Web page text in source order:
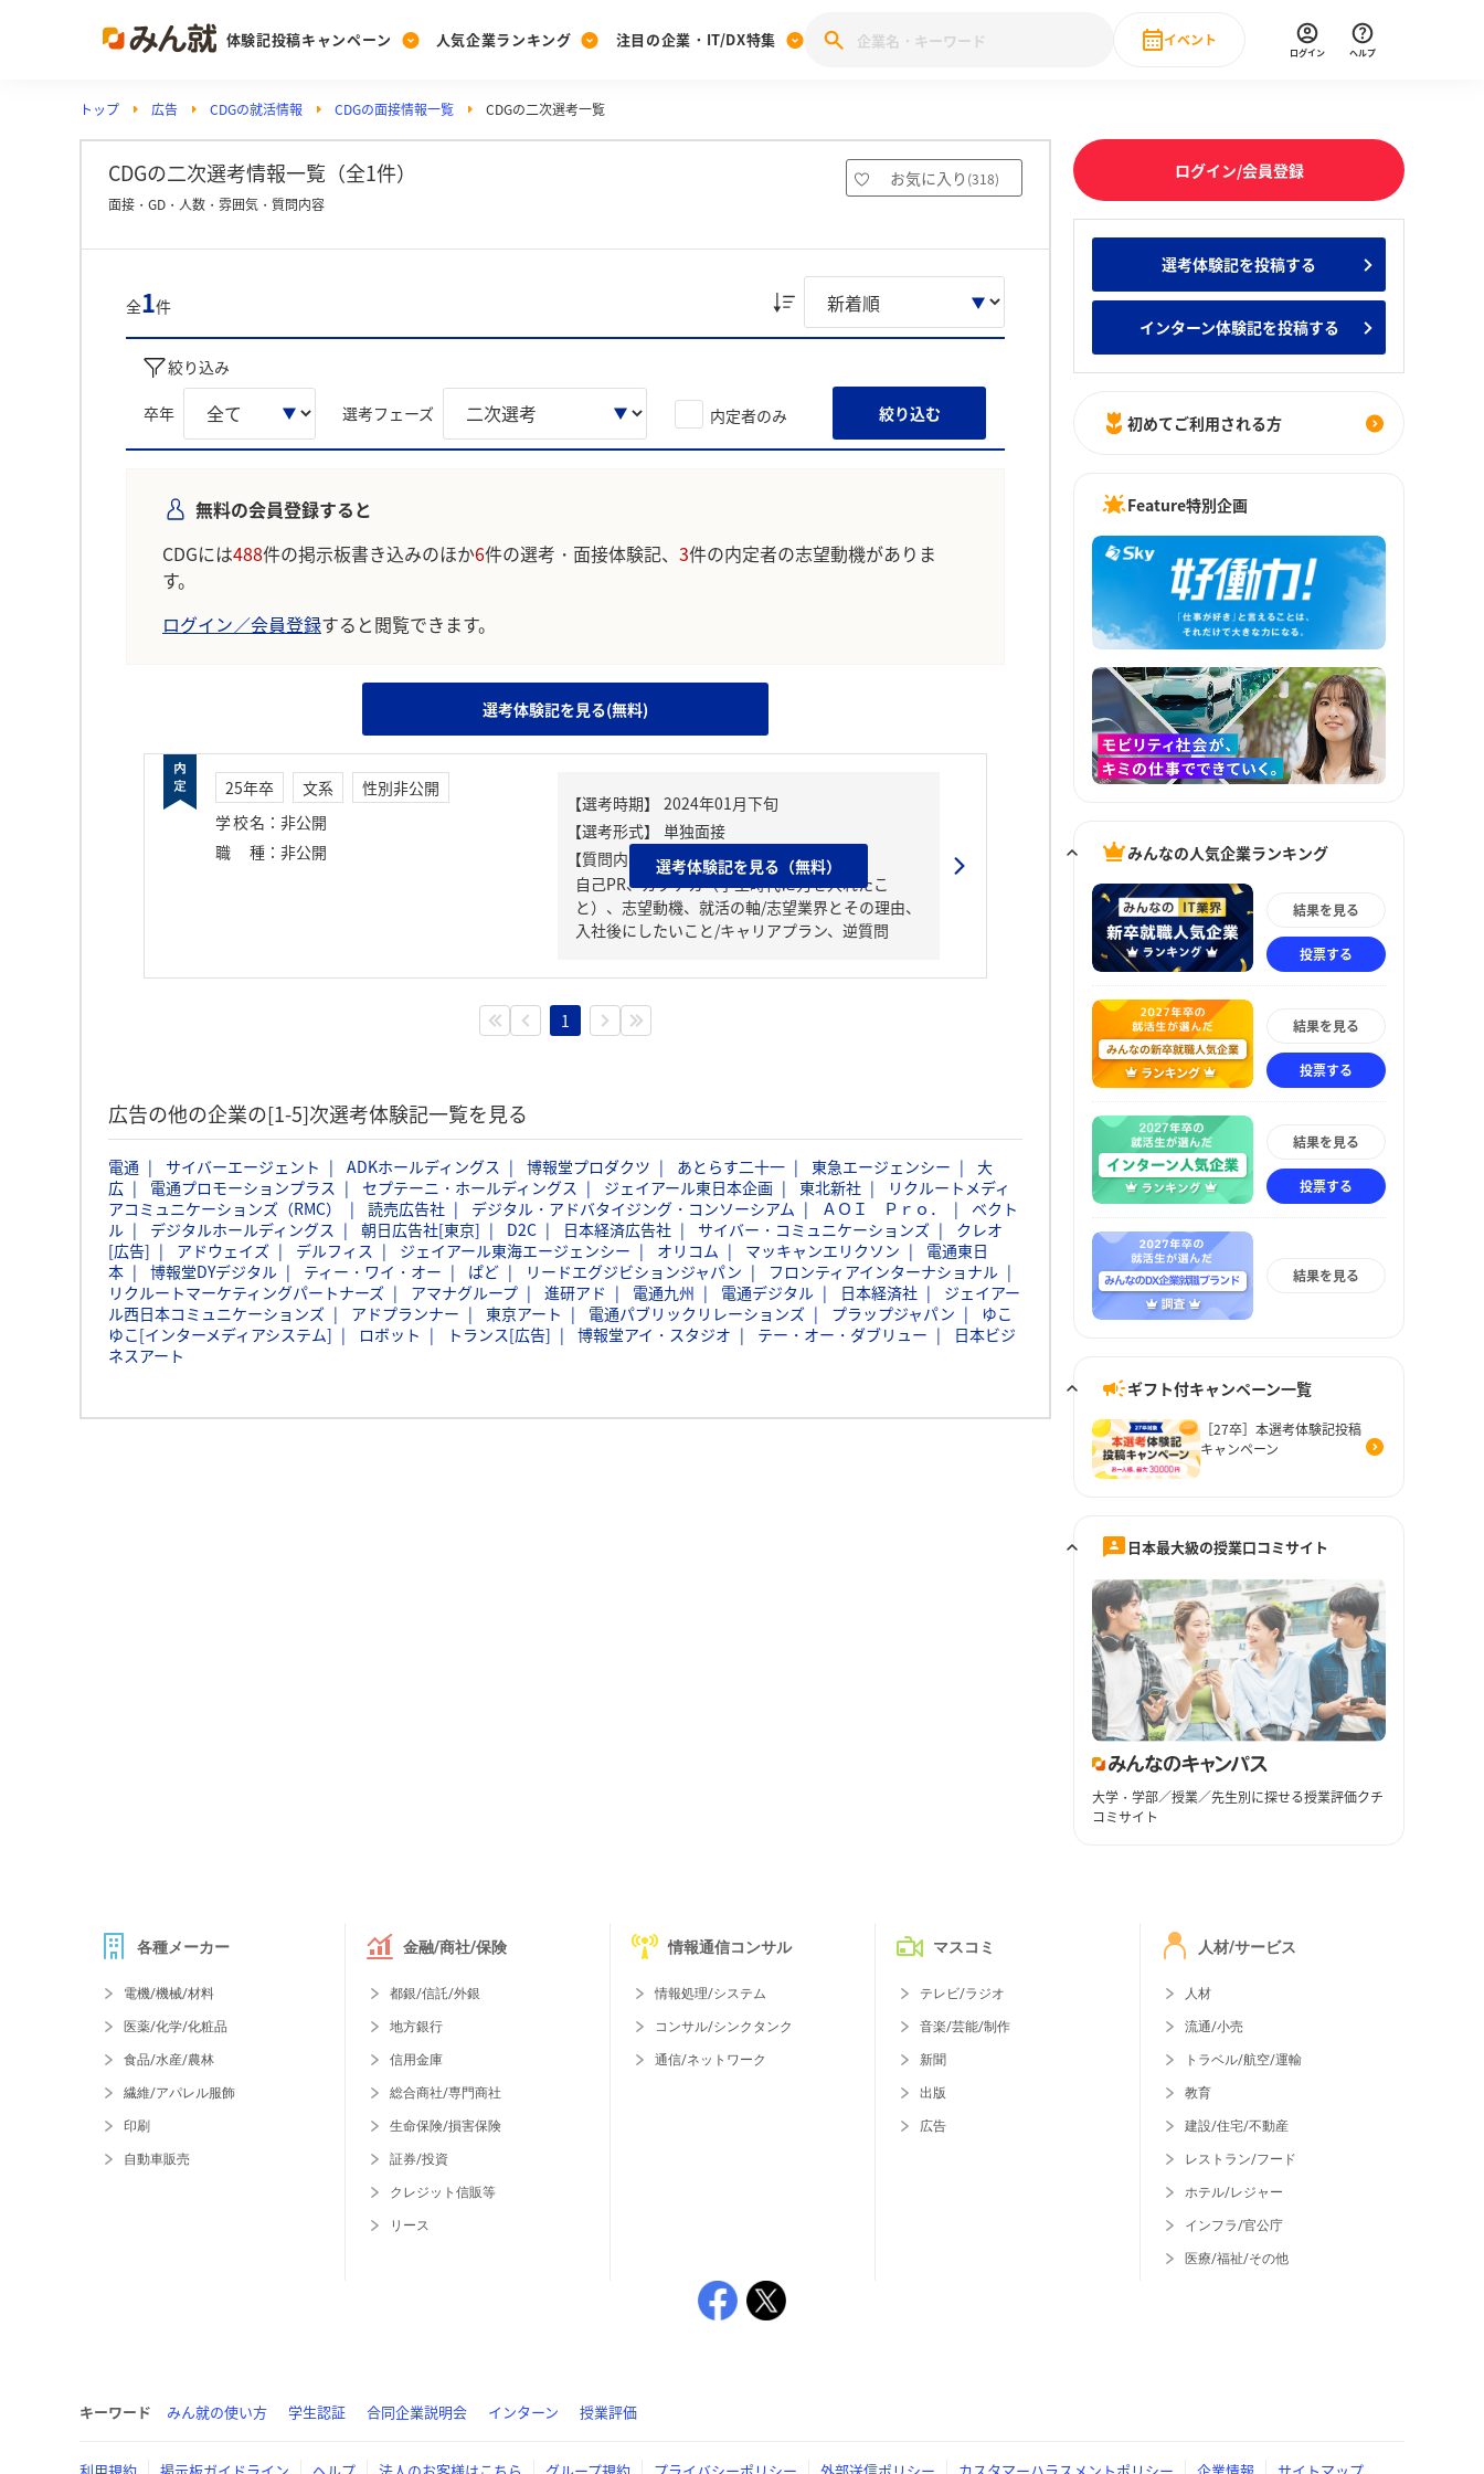
体験記投稿キャンペーン
Post
投稿する
[27卒] 本選考体験記投稿キャンペーン
人気企業ランキング
Ranking
ランキングを見る
Vote みんなの新卒就職人気企業ランキング みんなのインターン人気企業ランキ
注目の企業・IT/DX特集
PickUp
注目の企業特集
28卒 IT・DX現場社員インタビュー
イベント
直近のイベント一覧
ログイン ヘルプ
トップ 広告 CDGの就活情報 CDGの面接情報一覧 CDGの二次選考一覧
CDGの二次選考情報一覧（全1件） お気に入り (318)
面接・GD・人数・雰囲気・質問内容
全1件
絞り込み
卒年 選考フェーズ 内定者のみ 絞り込む
無料の会員登録すると
CDGには488件の掲示板書き込みのほか6件の選考・面接体験記、 3件の内定者の志望動機がありま
す。
ログイン／会員登録すると閲覧できます。
選考体験記を見る(無料)
25年卒 文系
性別非公開
学校名 ： 非公開
職種 ： 非公開
【質問内容・課題】
自己PR、ガクチカ（学生時代に力を入れたこ
と）、志望動機、就活の軸/志望業界とその理由、
入社後にしたいこと/キャリアプラン、逆質問
選考体験記を見る（無料）
1
広告の他の企業の[1-5]次選考体験記一覧を見る
電通 サイバーエージェント ADKホールディングス 博報堂プロダクツ あとらす二十一 東急エージェンシー
大
広
電通プロモーションプラス セプテーニ・ホールディングス ジェイアール東日本企画 東北新社
リクルートメディ
アコミュニケーションズ（RMC）
読売広告社 デジタル・アドバタイジング・コンソーシアム ＡＯＩ Ｐｒｏ．
ベクト
ル
デジタルホールディングス 朝日広告社[東京] D2C 日本経済広告社 サイバー・コミュニケーションズ
クレオ
[広告]
アドウェイズ デルフィス ジェイアール東海エージェンシー オリコム マッキャンエリクソン
電通東日
本
博報堂DYデジタル ティー・ワイ・オー ぱど リードエグジビションジャパン
フロンティアインターナショナル
リクルートマーケティングパートナーズ
アマナグループ 進研アド 電通九州 電通デジタル 日本経済社
ジェイアー
ル西日本コミュニケーションズ
アドプランナー 東京アート 電通パブリックリレーションズ プラップジャパン
ゆこ
ゆこ[インターメディアシステム]
ロボット トランス[広告] 博報堂アイ・スタジオ テー・オー・ダブリュー
日本ビジ
ネスアート
ログイン/会員登録
選考体験記を投稿する
インターン体験記を投稿する
初めてご利用される方
Feature特別企画
みんなの人気企業ランキング
結果を見る
投票する
結果を見る
投票する
結果を見る
投票する
結果を見る
ギフト付キャンペーン一覧
［27卒］本選考体験記投稿
キャンペーン
日本最大級の授業口コミサイト
大学・学部／授業／先生別に探せる授業評価クチ
コミサイト
各種メーカー
電機/機械/材料
医薬/化学/化粧品
食品/水産/農林
繊維/アパレル服飾
印刷
自動車販売
金融/商社/保険
都銀/信託/外銀
地方銀行
信用金庫
総合商社/専門商社
生命保険/損害保険
証券/投資
クレジット信販等
リース
情報通信コンサル
情報処理/システム
コンサル/シンクタンク
通信/ネットワーク
マスコミ
テレビ/ラジオ
音楽/芸能/制作
新聞
出版
広告
人材/サービス
人材
流通/小売
トラベル/航空/運輸
教育
建設/住宅/不動産
レストラン/フード
ホテル/レジャー
インフラ/官公庁
医療/福祉/その他
キーワード みん就の使い方 学生認証 合同企業説明会 インターン 授業評価